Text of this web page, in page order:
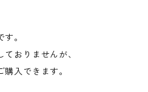
。
おりませんが、
入できます。